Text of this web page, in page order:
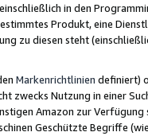
in den
Produkt, eine
zu diesen steht
Markenrichtlinien definiert)
zwecks Nutzung in einer
Amazon zur
Geschützte Begriffe